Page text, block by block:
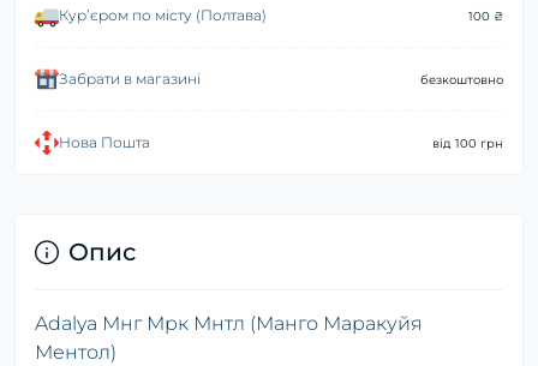
Курʼєром по місту (Полтава) 100 ₴
Забрати в магазині безкоштовно
Нова Пошта від 100 грн
Опис
Adalya Мнг Мрк Мнтл (Манго Маракуйя
Ментол)